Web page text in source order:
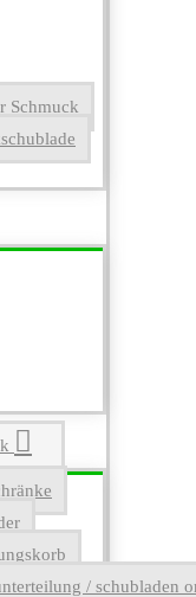
Schmuck
/ schubladen